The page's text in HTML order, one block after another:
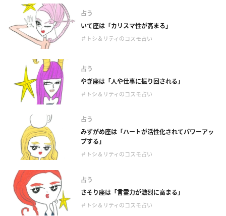
占う
いて座は「カリスマ性が高まる」
＃トシ＆リティのコスモ占い
占う
やぎ座は「人や仕事に振り回される」
＃トシ＆リティのコスモ占い
占う
みずがめ座は「ハートが活性化されてパワーアッ
プする」
＃トシ＆リティのコスモ占い
占う
さそり座は「言霊力が激烈に高まる」
＃トシ＆リティのコスモ占い